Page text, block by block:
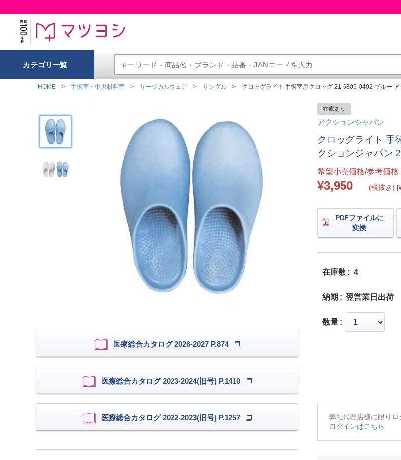
カテゴリ一覧
HOME 手術室・中央材料室 サージカルウェア サンダル クロッグライト 手術室用クロッグ 21-6805-0402 ブルー
医療総合カタログ 2026-2027 P.874
医療総合カタログ 2023-2024(旧号) P.1410
医療総合カタログ 2022-2023(旧号) P.1257
在庫あり
アクションジャパン
クロッグライト 手
クションジャパン
希望小売価格/参考価格
¥3,950 (税抜き)
PDFファイルに
変換
在庫数 4
納期 翌営業日出荷
数量
弊社代理店様に限り
ログインはこちら